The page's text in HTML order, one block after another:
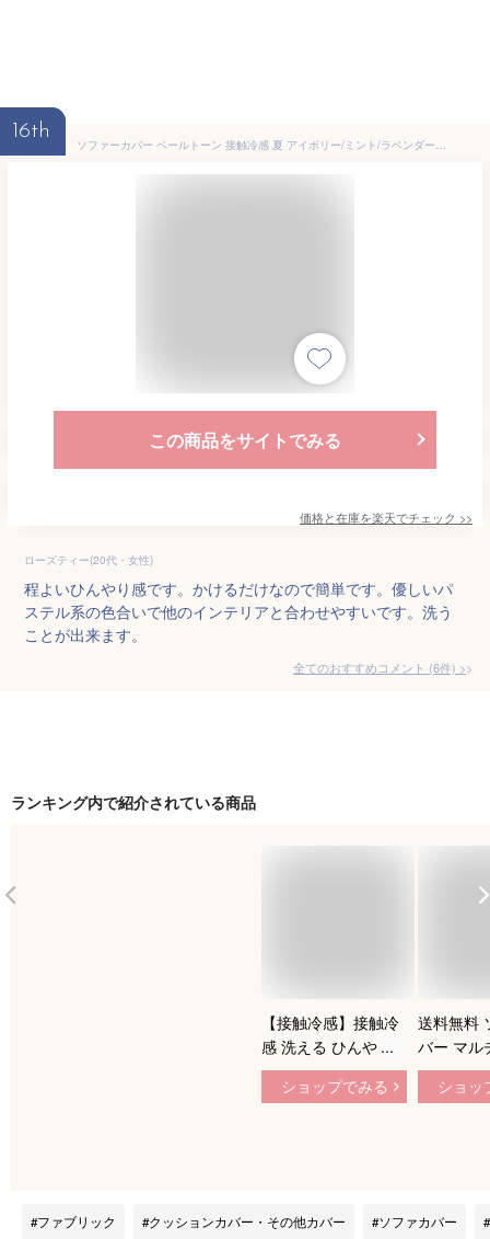
16th
ソファーカバー ペールトーン 接触冷感 夏 アイボリー/ミント/ラベンダー 座面幅120cm 肘あり /座面幅145cm 肘なし ニッセン nissen
この商品をサイトでみる
価格と在庫を楽天でチェック >>
ローズティー(20代・女性)
程よいひんやり感です。かけるだけなので簡単です。優しいパ
ステル系の色合いで他のインテリアと合わせやすいです。洗う
ことが出来ます。
全てのおすすめコメント (6件) >
ランキング内で紹介されている商品
【接触冷感】接触冷
感 洗える ひんやり
夏用 ソファーカバー
1人掛け 2人掛け 3人
り止め ズレにくい
ショップでみる
送料無料
バー マル
人掛け 2
掛け 4人
カバー
ショッ
ファブリック クッションカバー・その他カバー ソファカバー